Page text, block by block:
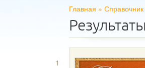
Главная » Справочник
1